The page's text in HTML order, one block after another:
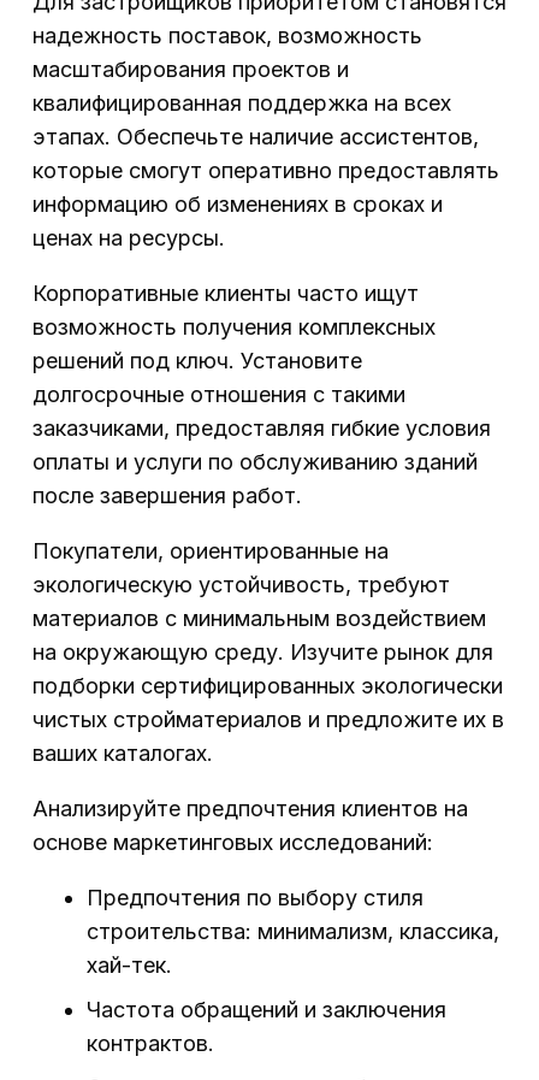
надежность поставок, возможность
масштабирования проектов и
квалифицированная поддержка на всех
этапах. Обеспечьте наличие ассистентов,
которые смогут оперативно предоставлять
информацию об изменениях в сроках и
ценах на ресурсы.
Корпоративные клиенты часто ищут
возможность получения комплексных
решений под ключ. Установите
долгосрочные отношения с такими
заказчиками, предоставляя гибкие условия
оплаты и услуги по обслуживанию зданий
после завершения работ.
Покупатели, ориентированные на
экологическую устойчивость, требуют
материалов с минимальным воздействием
на окружающую среду. Изучите рынок для
подборки сертифицированных экологически
чистых стройматериалов и предложите их в
ваших каталогах.
Анализируйте предпочтения клиентов на
основе маркетинговых исследований:
Предпочтения по выбору стиля
строительства: минимализм, классика,
хай-тек.
Частота обращений и заключения
контрактов.